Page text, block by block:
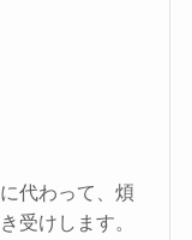
代わって、煩
受けします。